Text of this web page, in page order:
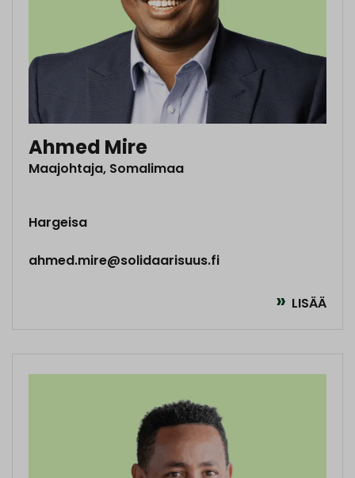
Ahmed Mire
Maajohtaja, Somalimaa
Hargeisa
ahmed.mire@solidaarisuus.fi
LISÄÄ